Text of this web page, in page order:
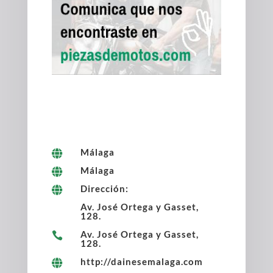

Málaga

Málaga

Dirección:
Av. José Ortega y Gasset,
128.

Av. José Ortega y Gasset,
128.

http://dainesemalaga.com